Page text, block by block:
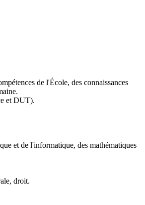
de l'École, des connaissances
et DUT).
et de l'informatique, des mathématiques
droit.